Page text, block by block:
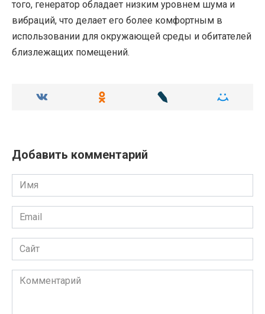
того, генератор обладает низким уровнем шума и
вибраций, что делает его более комфортным в
использовании для окружающей среды и обитателей
близлежащих помещений.
Добавить комментарий
Имя
Email
Сайт
Комментарий